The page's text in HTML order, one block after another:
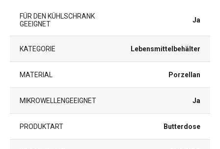
FÜR DEN KÜHLSCHRANK
GEEIGNET
Ja
KATEGORIE Lebensmittelbehälter
MATERIAL Porzellan
MIKROWELLENGEEIGNET Ja
PRODUKTART Butterdose